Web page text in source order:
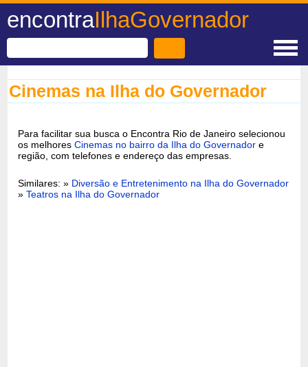
encontraIlhaGovernador
Cinemas na Ilha do Governador
Para facilitar sua busca o Encontra Rio de Janeiro selecionou
os melhoresCinemas no bairro da Ilha do Governador e
região, com telefones e endereço das empresas.
Similares: » Diversão e Entretenimento na Ilha do Governador
»Teatros na Ilha do Governador